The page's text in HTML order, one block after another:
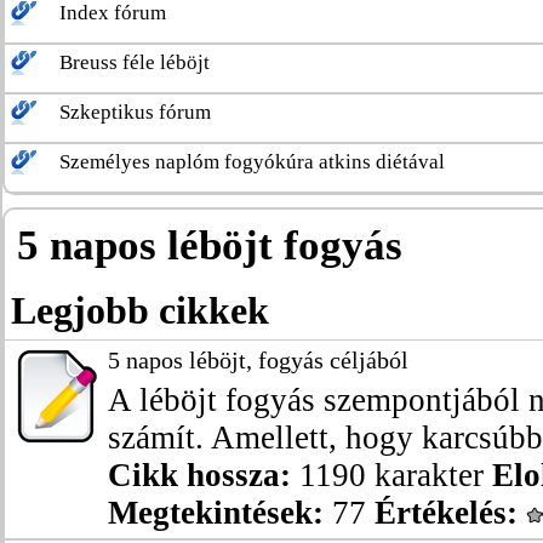
Index fórum
Breuss féle léböjt
Szkeptikus fórum
Személyes naplóm fogyókúra atkins diétával
5 napos léböjt fogyás
Legjobb cikkek
5 napos léböjt, fogyás céljából
A léböjt fogyás szempontjából
számít. Amellett, hogy
Cikk hossza: 1190 karakter
Megtekintések: 77 Értékelés: